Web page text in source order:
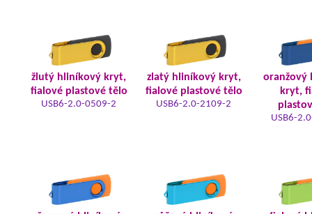
žlutý hliníkový kryt,
fialové plastové tělo
USB6-2.0-0509-2
zlatý hliníkový kryt,
fialové plastové tělo
USB6-2.0-2109-2
oranžový
kryt,
USB6-